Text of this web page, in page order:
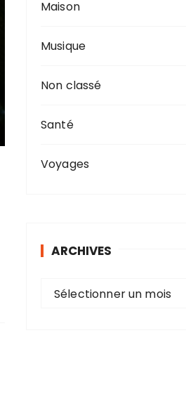
Maison
Musique
Non classé
Santé
Voyages
ARCHIVES
Sélectionner un mois